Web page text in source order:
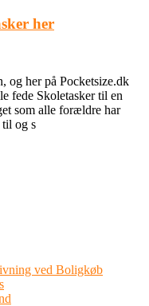
her
og her på Pocketsize.dk
fede Skoletasker til en
som alle forældre har
til og s
ved Boligkøb